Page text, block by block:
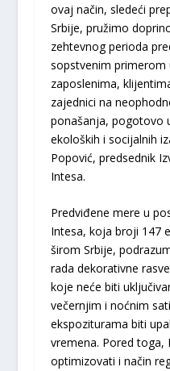
ovaj način, sledeći
Srbije, pružimo
zehtevnog perioda
sopstvenim primerom
zaposlenima,
zajednici na
ponašanja, pogotovo
ekoloških i socijalnih
Popović, predsednik
Intesa.
Predviđene mere u
Intesa, koja broji 147
širom Srbije,
rada dekorativne
koje neće biti
večernjim i noćnim
ekspoziturama biti
vremena. Pored toga,
optimizovati i način